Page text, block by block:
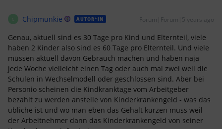
Chipmunkie AUTOR*IN Forum|Forum|5 years ago
Genau, aktuell sind es 30 Tage pro Kind und Elternteil, viele
haben 2 Kinder also sind es 60 Tage pro Elternteil. Und viele
müssen aktuell davon Gebrauch machen und haben naja
jede Woche vielleicht einen Tag oder auch mal zwei weil die
Schulen in Wechselmodell oder geschlossen sind. Aber bei
Personio scheinen die Kindkranktage vom Arbeitgeber
bezahlt zu werden anstelle von Kinderkrankengeld - was das
übliche ist und wo man eben das Gehalt kürzen muss weil
der Arbeitnehmer dann das Kinderkrankengeld von seiner